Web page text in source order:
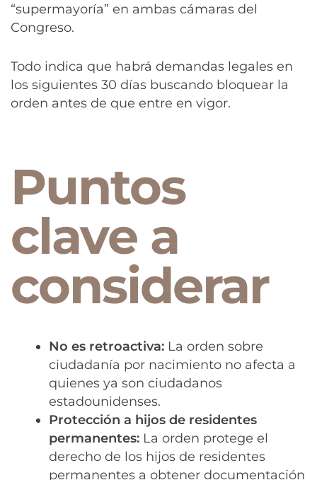
“supermayoría” en ambas cámaras del
Congreso.
Todo indica que habrá demandas legales en
los siguientes 30 días buscando bloquear la
orden antes de que entre en vigor.
Puntos
clave a
considerar
No es retroactiva: La orden sobre
ciudadanía por nacimiento no afecta a
quienes ya son ciudadanos
estadounidenses.
Protección a hijos de residentes
permanentes: La orden protege el
derecho de los hijos de residentes
permanentes a obtener documentación